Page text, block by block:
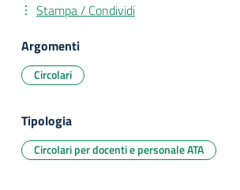
Stampa / Condividi
Argomenti
Circolari
Tipologia
Circolari per docenti e personale ATA